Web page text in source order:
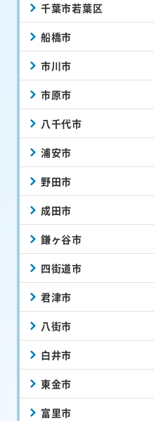
千葉市若葉区
船橋市
市川市
市原市
八千代市
浦安市
野田市
成田市
鎌ヶ谷市
四街道市
君津市
八街市
白井市
東金市
富里市